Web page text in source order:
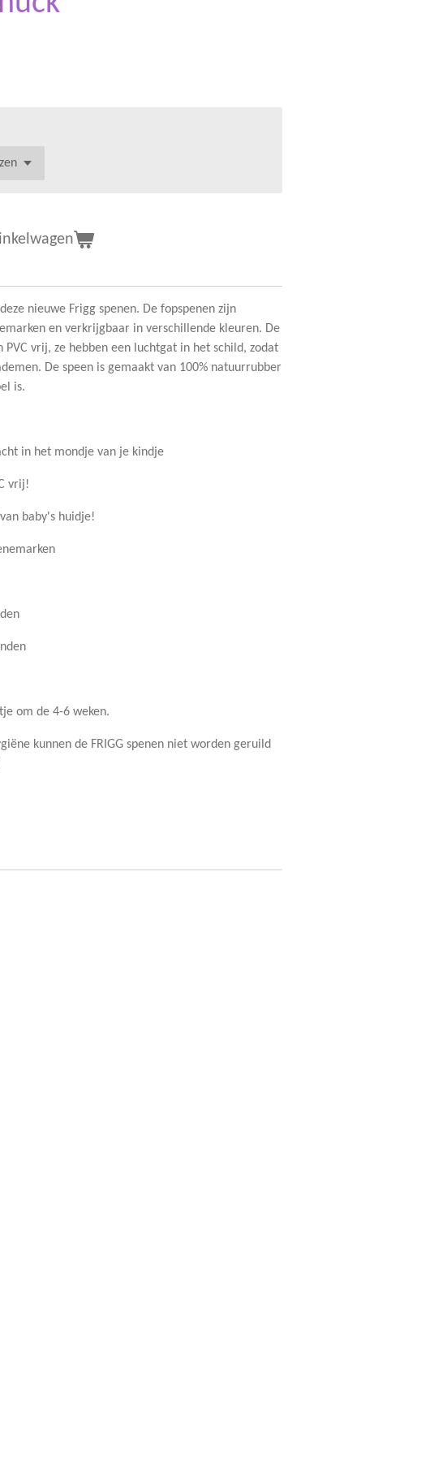
nieuwe Frigg spenen. De fopspenen zijn
en verkrijgbaar in verschillende kleuren. De
PVC vrij, ze hebben een luchtgat in het schild, zodat
De speen is gemaakt van 100% natuurrubber
is.
in het mondje van je kindje
vrij!
baby's huidje!
om de 4-6 weken.
kunnen de FRIGG spenen niet worden geruild